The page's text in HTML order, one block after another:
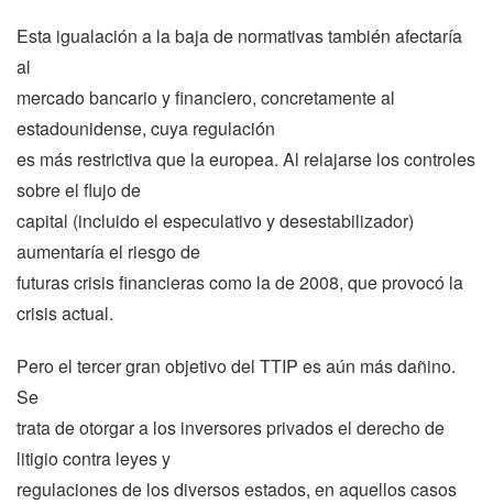
Esta igualación a la baja de normativas también afectaría
al
mercado bancario y financiero, concretamente al
estadounidense, cuya regulación
es más restrictiva que la europea. Al relajarse los controles
sobre el flujo de
capital (incluido el especulativo y desestabilizador)
aumentaría el riesgo de
futuras crisis financieras como la de 2008, que provocó la
crisis actual.
Pero el tercer gran objetivo del TTIP es aún más dañino.
Se
trata de otorgar a los inversores privados el derecho de
litigio contra leyes y
regulaciones de los diversos estados, en aquellos casos